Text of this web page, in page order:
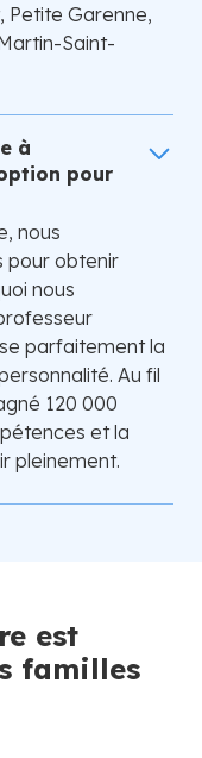
Petite Garenne,
Saint-
à
pour
nous
pour obtenir
nous
parfaitement la
Au fil
120 000
et la
pleinement.
est
familles